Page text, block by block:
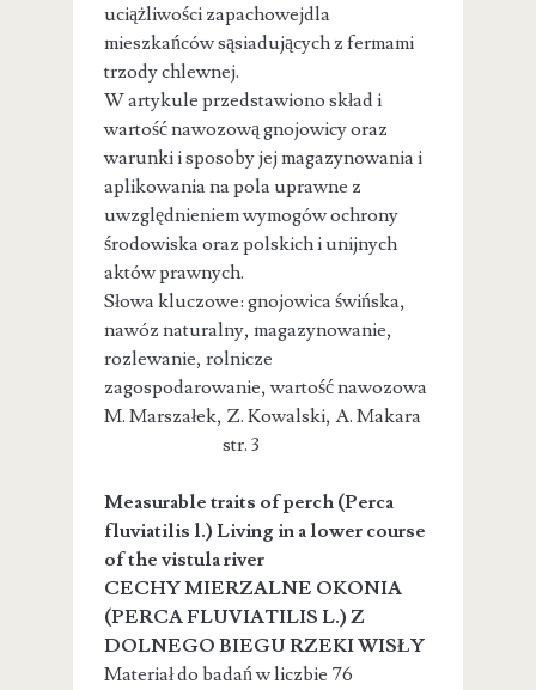
uciążliwości zapachowejdla
mieszkańców sąsiadujących z fermami
trzody chlewnej.
W artykule przedstawiono skład i
wartość nawozową gnojowicy oraz
warunki i sposoby jej magazynowania i
aplikowania na pola uprawne z
uwzględnieniem wymogów ochrony
środowiska oraz polskich i unijnych
aktów prawnych.
Słowa kluczowe: gnojowica świńska,
nawóz naturalny, magazynowanie,
rozlewanie, rolnicze
zagospodarowanie, wartość nawozowa
M. Marszałek, Z. Kowalski, A. Makara
str. 3
Measurable traits of perch (Perca
fluviatilis l.) Living in a lower course
of the vistula river
CECHY MIERZALNE OKONIA
(PERCA FLUVIATILIS L.) Z
DOLNEGO BIEGU RZEKI WISŁY
Materiał do badań w liczbie 76